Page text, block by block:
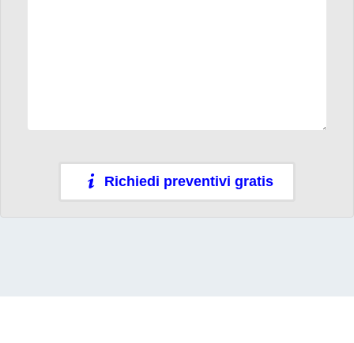
Richiedi preventivi gratis